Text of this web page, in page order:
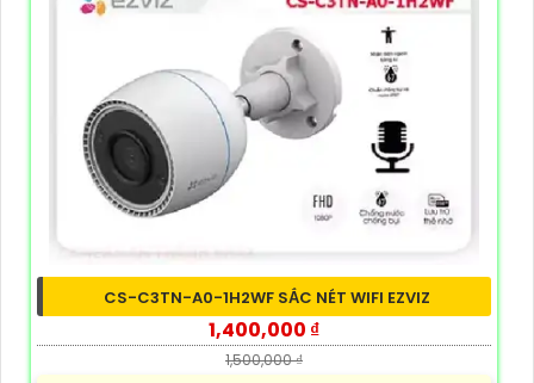
CS-C3TN-A0-1H2WF SẮC NÉT WIFI EZVIZ
1,400,000 ₫
1,500,000 ₫